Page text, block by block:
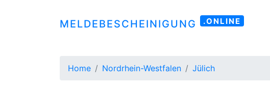
MELDEBESCHEINIGUNG .ONLINE
Home Nordrhein-Westfalen Jülich